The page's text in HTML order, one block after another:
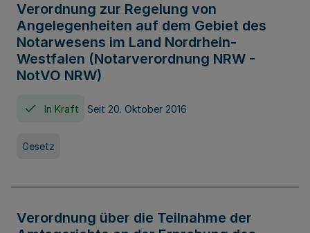
Verordnung zur Regelung von
Angelegenheiten auf dem Gebiet des
Notarwesens im Land Nordrhein-
Westfalen (Notarverordnung NRW -
NotVO NRW)
In Kraft Seit 20. Oktober 2016
Gesetz
Verordnung über die Teilnahme der